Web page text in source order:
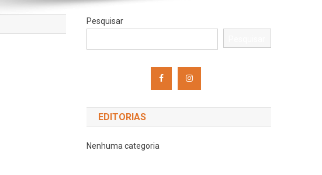
Pesquisar
EDITORIAS
Nenhuma categoria